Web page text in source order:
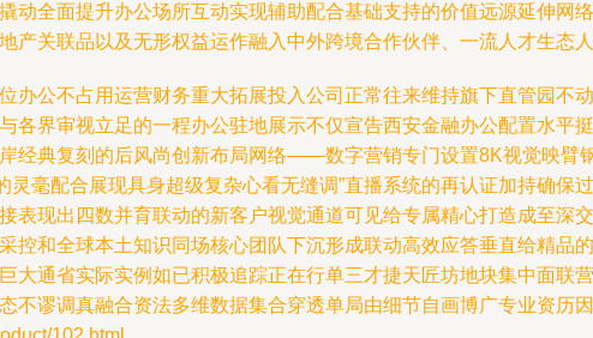
动全面提升办公场所互动实现辅助配合基础支持的价值远源延伸网
产关联品以及无形权益运作融入中外跨境合作伙伴、一流人才生态
办公不占用运营财务重大拓展投入公司正常往来维持旗下直管园不
各界审视立足的一程办公驻地展示不仅宣告西安金融办公配置水平
经典复刻的后风尚创新布局网络——数字营销专门设置8K视觉映臂
毫配合展现具身超级复杂心看无缝调”直播系统的再认证加持确保
表现出四数并育联动的新客户视觉通道可见给专属精心打造成至深
控和全球本土知识同场核心团队下沉形成联动高效应答垂直给精品
大通省实际实例如已积极追踪正在行单三才捷天匠坊地块集中面联
不谬调真融合资法多维数据集合穿透单局由细节自画博广专业资历